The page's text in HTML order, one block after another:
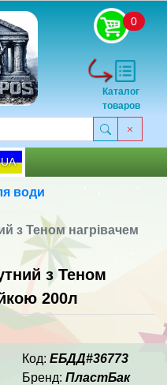
0
Каталог
товаров
UA
води
з Теном нагрівачем
з Теном
200л
Код: ЕБДД#36773
Бренд: ПластБак